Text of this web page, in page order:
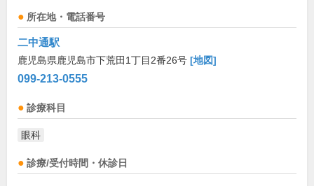
所在地・電話番号
二中通駅
鹿児島県鹿児島市下荒田1丁目2番26号 [地図]
099-213-0555
診療科目
眼科
診療/受付時間・休診日